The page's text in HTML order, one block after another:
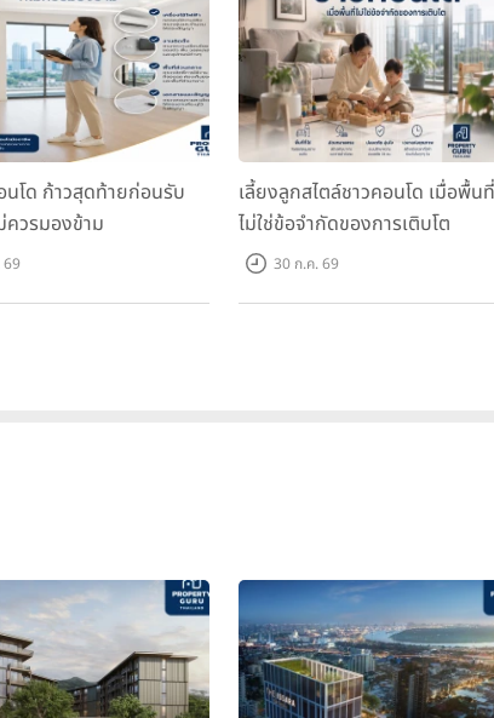
นโด ก้าวสุดท้ายก่อนรับ
วรมองข้าม
เลี้ยงลูกสไตล์ชาวคอนโด เมื่อพื้นที่
ไม่ใช่ข้อจำกัดของการเติบโต
30 ก.ค. 69